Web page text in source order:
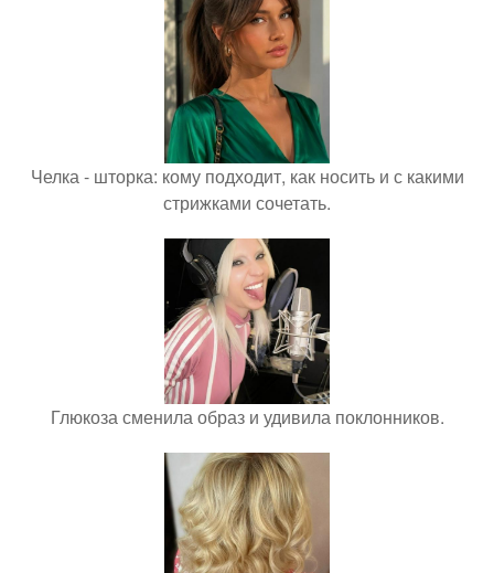
Челка - шторка: кому подходит, как носить и с какими
стрижками сочетать.
Глюкоза сменила образ и удивила поклонников.